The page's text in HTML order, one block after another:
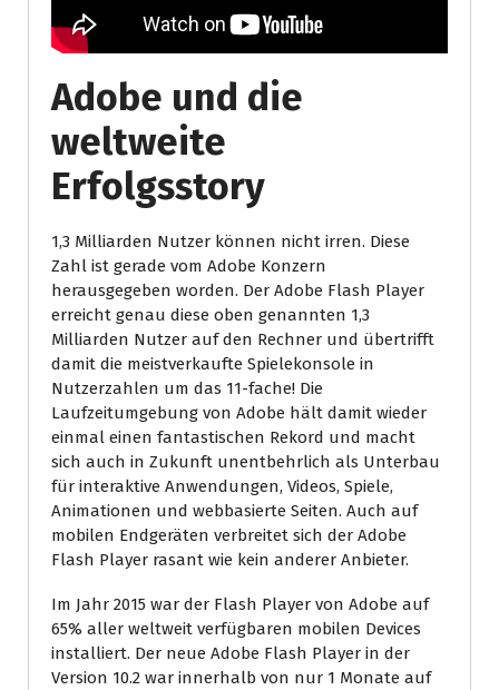
Adobe und die
weltweite
Erfolgsstory
1,3 Milliarden Nutzer können nicht irren. Diese
Zahl ist gerade vom Adobe Konzern
herausgegeben worden. Der Adobe Flash Player
erreicht genau diese oben genannten 1,3
Milliarden Nutzer auf den Rechner und übertrifft
damit die meistverkaufte Spielekonsole in
Nutzerzahlen um das 11-fache! Die
Laufzeitumgebung von Adobe hält damit wieder
einmal einen fantastischen Rekord und macht
sich auch in Zukunft unentbehrlich als Unterbau
für interaktive Anwendungen, Videos, Spiele,
Animationen und webbasierte Seiten. Auch auf
mobilen Endgeräten verbreitet sich der Adobe
Flash Player rasant wie kein anderer Anbieter.
Im Jahr 2015 war der Flash Player von Adobe auf
65% aller weltweit verfügbaren mobilen Devices
installiert. Der neue Adobe Flash Player in der
Version 10.2 war innerhalb von nur 1 Monate auf